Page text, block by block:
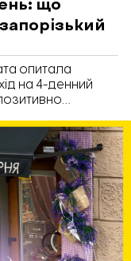
опитала
на 4-денний
час війни
залученості.
кому
впровадили б